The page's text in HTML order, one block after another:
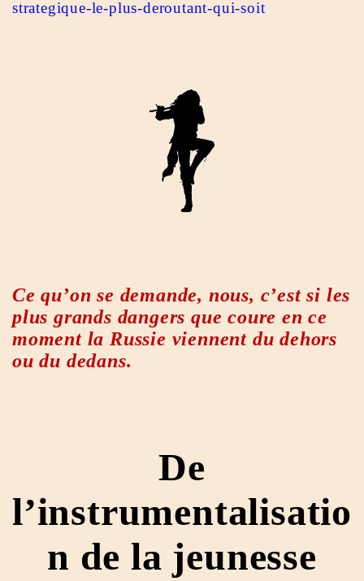
strategique-le-plus-deroutant-qui-soit
Ce qu’on se demande, nous, c’est si les
plus grands dangers que coure en ce
moment la Russie viennent du dehors
ou du dedans.
De
l’instrumentalisatio
n de la jeunesse